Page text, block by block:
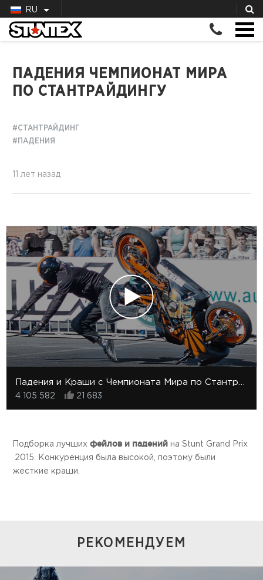
RU
ПАДЕНИЯ ЧЕМПИОНАТ МИРА
ПО СТАНТРАЙДИНГУ
#СТАНТРАЙДИНГ
#ПАДЕНИЯ
11 лет назад
4 105 582 21 683
Подборка лучшихфейлов и падений на Stunt Grand Prix
2015. Конкуренция была высокой, поэтому были
жесткие краши.
РЕКОМЕНДУЕМ